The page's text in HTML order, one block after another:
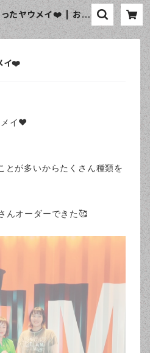
たヤウメイ❤️ | おし
通販のamorico（ア
ートエプロン専門店
イ❤️
メイ❤️
とが多いからたくさん種類を
んオーダーできた🥰